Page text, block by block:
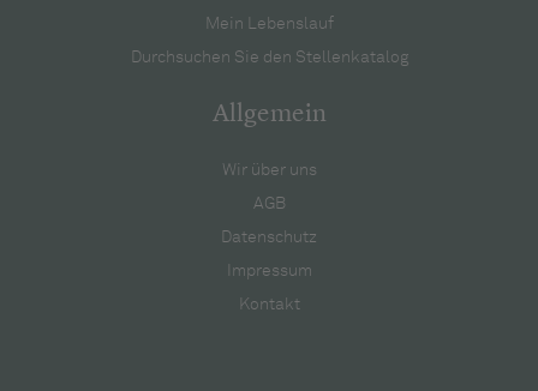
Mein Lebenslauf
Durchsuchen Sie den Stellenkatalog
Allgemein
Wir über uns
AGB
Datenschutz
Impressum
Kontakt